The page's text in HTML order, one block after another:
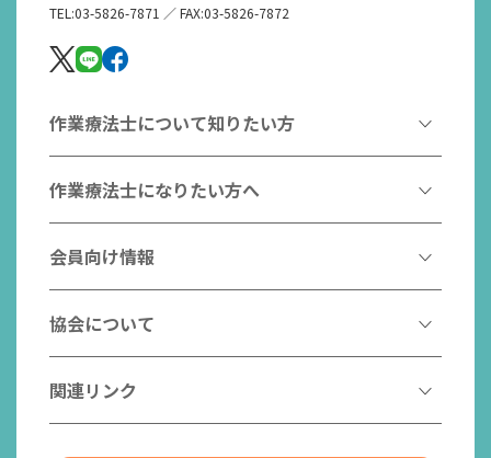
TEL:03-5826-7871 ／ FAX:03-5826-7872
作業療法士について知りたい方
作業療法とは
作業療法士とは
はたらく作業療法士
作業療法士のスゴ技
作業療法士の支援を受ける
チームの中で活躍する作業療法士
作業療法士になりたい方へ
作業療法士になるには
作業療法士として活躍する先輩
こんなところで活躍！作業療法士
作業療法士養成校一覧
入会案内
会員向け情報
協会からのお知らせ
研修会一覧
日本作業療法学会
協会について
会長挨拶
関連リンク